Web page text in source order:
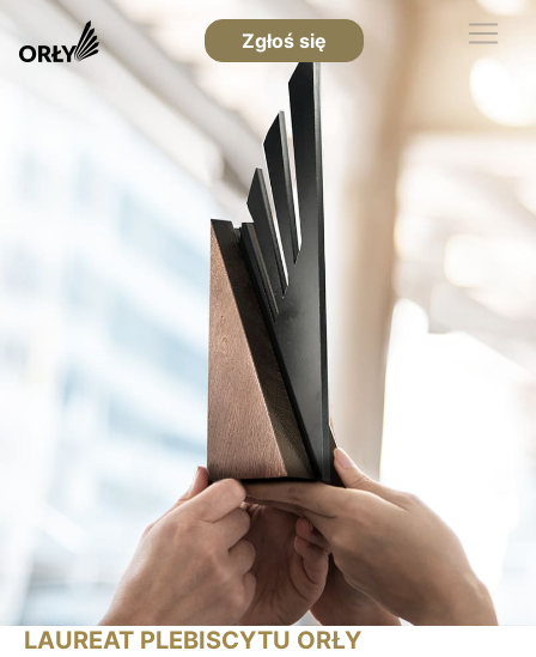
Zgłoś się
LAUREAT PLEBISCYTU ORŁY